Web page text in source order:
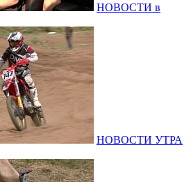
НОВОСТИ в
НОВОСТИ УТРА